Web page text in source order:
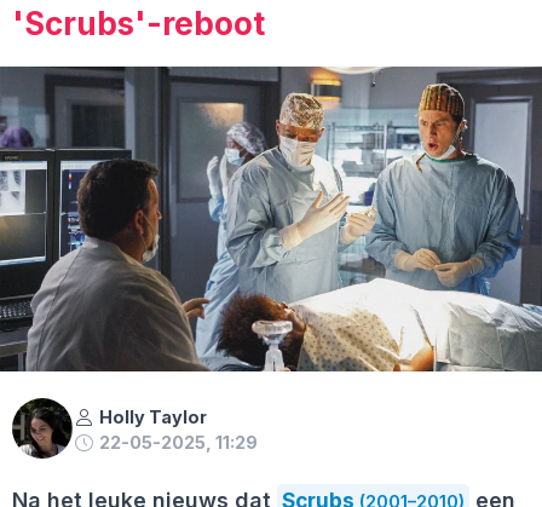
'Scrubs'-reboot
Holly Taylor
22-05-2025, 11:29
Na het leuke nieuws dat Scrubs (2001–2010)
een